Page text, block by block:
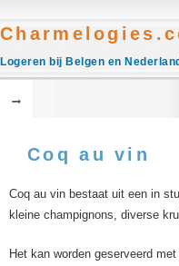
Logeren bij Belgen en
→
Coq au vin
Coq au vin bestaat uit een in
kleine champignons, diverse
Het kan worden geserveerd